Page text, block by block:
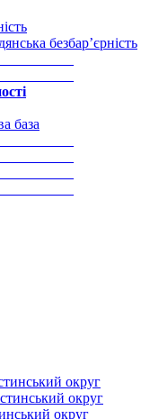
безбар’єрність
база
округ
округ
округ